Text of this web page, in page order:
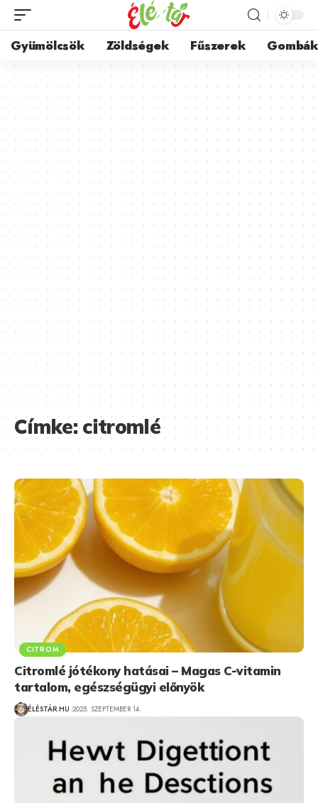
Gyümölcsök Zöldségek Fűszerek Gombák
Címke:citromlé
CITROM
Citromlé jótékony hatásai – Magas C-vitamin
tartalom, egészségügyi előnyök
ÉLÉSTÁR.HU 2025. SZEPTEMBER 14.